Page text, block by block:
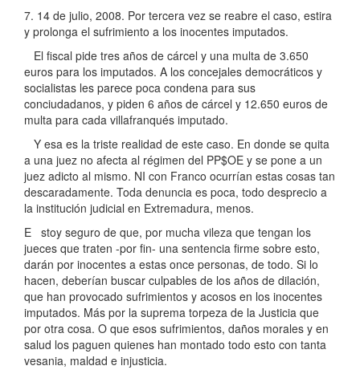
7. 14 de julio, 2008. Por tercera vez se reabre el caso, estira
y prolonga el sufrimiento a los inocentes imputados.
El fiscal pide tres años de cárcel y una multa de 3.650
euros para los imputados. A los concejales democráticos y
socialistas les parece poca condena para sus
conciudadanos, y piden 6 años de cárcel y 12.650 euros de
multa para cada villafranqués imputado.
Y esa es la triste realidad de este caso. En donde se quita
a una juez no afecta al régimen del PP$OE y se pone a un
juez adicto al mismo. NI con Franco ocurrían estas cosas tan
descaradamente. Toda denuncia es poca, todo desprecio a
la institución judicial en Extremadura, menos.
E stoy seguro de que, por mucha vileza que tengan los
jueces que traten -por fin- una sentencia firme sobre esto,
darán por inocentes a estas once personas, de todo. Si lo
hacen, deberían buscar culpables de los años de dilación,
que han provocado sufrimientos y acosos en los inocentes
imputados. Más por la suprema torpeza de la Justicia que
por otra cosa. O que esos sufrimientos, daños morales y en
salud los paguen quienes han montado todo esto con tanta
vesania, maldad e injusticia.